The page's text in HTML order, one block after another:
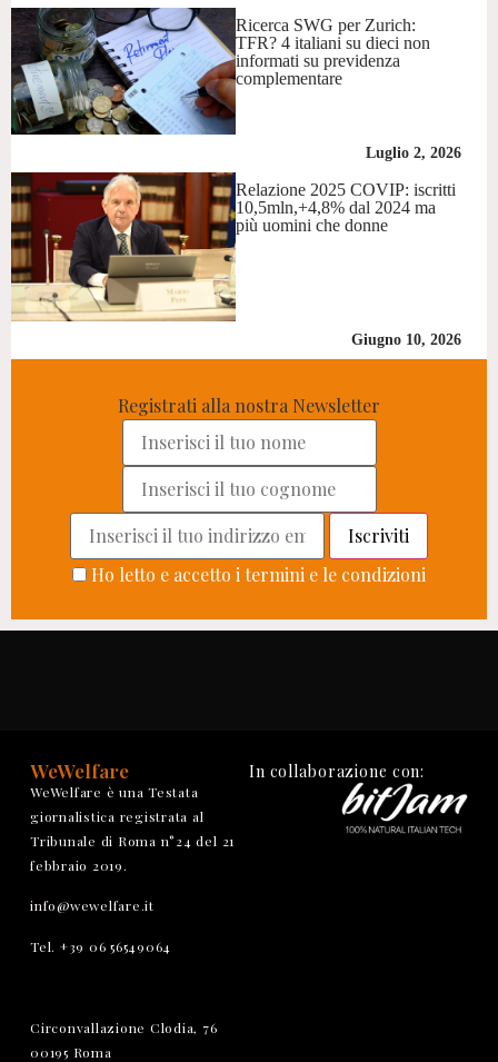
Ricerca SWG per Zurich:
TFR? 4 italiani su dieci non
informati su previdenza
complementare
Luglio 2, 2026
Relazione 2025 COVIP: iscritti
10,5mln,+4,8% dal 2024 ma
più uomini che donne
Giugno 10, 2026
Registrati alla nostra Newsletter
Ho letto e accetto i termini e le condizioni
WeWelfare
WeWelfare è una Testata
giornalistica registrata al
Tribunale di Roma n°24 del 21
febbraio 2019.
info@wewelfare.it
Tel. +39 06 56549064
Circonvallazione Clodia, 76
00195 Roma
In collaborazione con: